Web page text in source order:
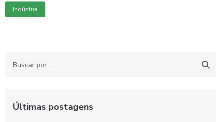
Indústria
Últimas postagens